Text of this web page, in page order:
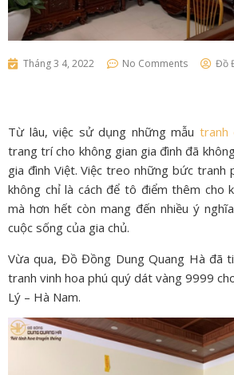
Tháng 3 4, 2022 No Comments Đồ
Từ lâu, việc sử dụng những mẫu tranh
trang trí cho không gian gia đình đã
gia đình Việt. Việc treo những bức tranh
không chỉ là cách để tô điểm thêm cho
mà hơn hết còn mang đến nhiều ý
cuộc sống của gia chủ.
Vừa qua, Đồ Đồng Dung Quang Hà đã
tranh vinh hoa phú quý dát vàng 9999
Lý – Hà Nam.